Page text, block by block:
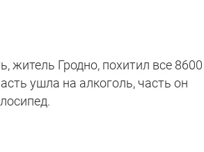
житель Гродно, похитил все 8600
ушла на алкоголь, часть он